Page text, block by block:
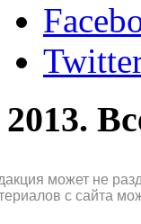
2013.
может не
с сайта